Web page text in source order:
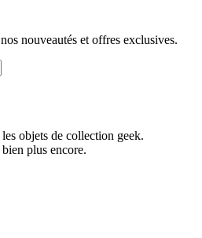
nouveautés et offres exclusives.
objets de collection geek.
plus encore.